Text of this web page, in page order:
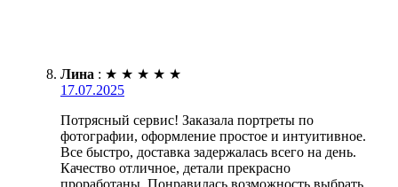
Лина : ★ ★ ★ ★ ★
17.07.2025
Потрясный сервис! Заказала портреты по
фотографии, оформление простое и интуитивное.
Все быстро, доставка задержалась всего на день.
Качество отличное, детали прекрасно